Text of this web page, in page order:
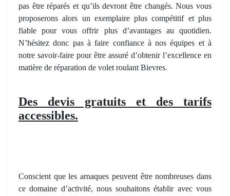
pas être réparés et qu’ils devront être changés. Nous vous
proposerons alors un exemplaire plus compétitif et plus
fiable pour vous offrir plus d’avantages au quotidien.
N’hésitez donc pas à faire confiance à nos équipes et à
notre savoir-faire pour être assuré d’obtenir l’excellence en
matière de réparation de volet roulant Bievres.
Des devis gratuits et des tarifs
accessibles.
Conscient que les arnaques peuvent être nombreuses dans
ce domaine d’activité, nous souhaitons établir avec vous